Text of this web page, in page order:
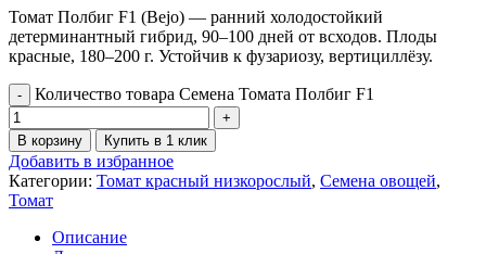
Томат Полбиг F1 (Bejo) — ранний холодостойкий
детерминантный гибрид, 90–100 дней от всходов. Плоды
красные, 180–200 г. Устойчив к фузариозу, вертициллёзу.
Количество товара Семена Томата Полбиг F1
В корзину Купить в 1 клик
Добавить в избранное
Категории: Томат красный низкорослый, Семена овощей,
Томат
Описание